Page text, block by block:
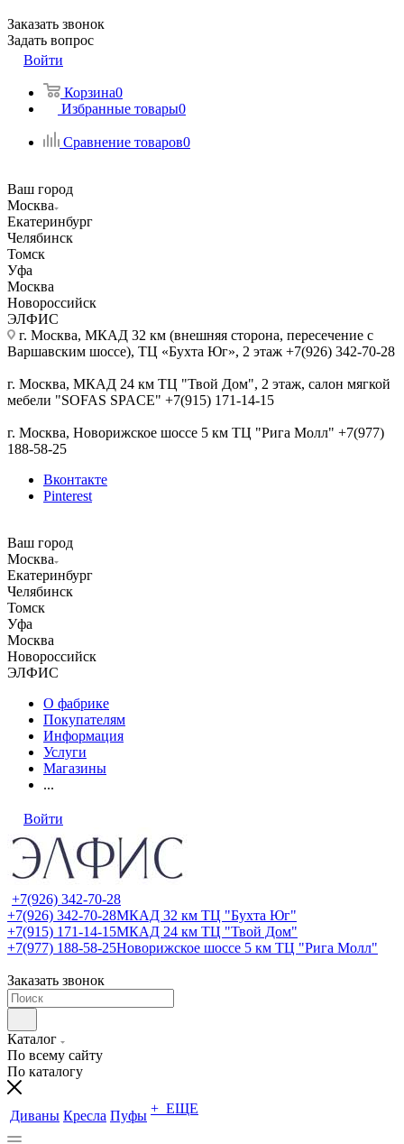
Заказать звонок
Задать вопрос
Войти
Корзина0
Избранные товары0
Сравнение товаров0
Ваш город
Москва
Екатеринбург
Челябинск
Томск
Уфа
Москва
Новороссийск
ЭЛФИС
г. Москва, МКАД 32 км (внешняя сторона, пересечение с
Варшавским шоссе), ТЦ «Бухта Юг», 2 этаж +7(926) 342-70-28
г. Москва, МКАД 24 км ТЦ "Твой Дом", 2 этаж, салон мягкой
мебели "SOFAS SPACE" +7(915) 171-14-15
г. Москва, Новорижское шоссе 5 км ТЦ "Рига Молл" +7(977)
188-58-25
Вконтакте
Pinterest
Ваш город
Москва
Екатеринбург
Челябинск
Томск
Уфа
Москва
Новороссийск
ЭЛФИС
О фабрике
Покупателям
Информация
Услуги
Магазины
...
Войти
+7(926) 342-70-28
+7(926) 342-70-28МКАД 32 км ТЦ "Бухта Юг"
+7(915) 171-14-15МКАД 24 км ТЦ "Твой Дом"
+7(977) 188-58-25Новорижское шоссе 5 км ТЦ "Рига Молл"
Заказать звонок
Каталог
По всему сайту
По каталогу
Диваны Кресла Пуфы + ЕЩЕ